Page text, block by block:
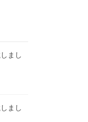
まし
まし